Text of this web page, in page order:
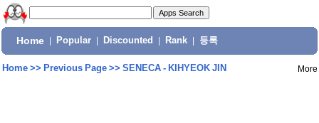
Home Popular Discounted Rank 등록
Home>> Previous Page>> SENECA - KIHYEOK JIN More